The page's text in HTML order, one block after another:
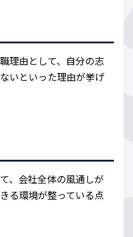
理由として、自分の志
いといった理由が挙げ
、会社全体の風通しが
る環境が整っている点